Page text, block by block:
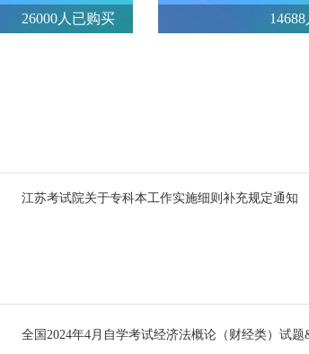
26000人已购买
江苏考试院关于专科本工作实施细则补充规定通知